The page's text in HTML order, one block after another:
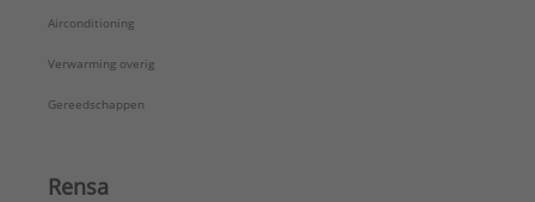
Airconditioning
Verwarming overig
Gereedschappen
Rensa